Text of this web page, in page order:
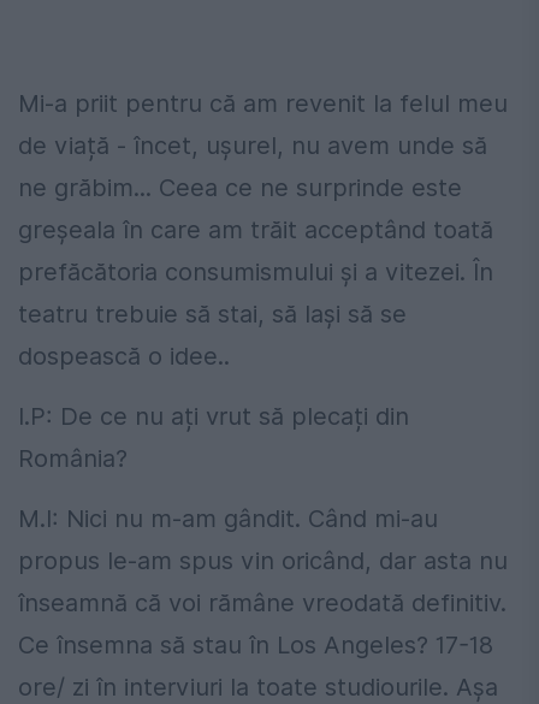
Mi-a priit pentru că am revenit la felul meu
de viață - încet, ușurel, nu avem unde să
ne grăbim... Ceea ce ne surprinde este
greșeala în care am trăit acceptând toată
prefăcătoria consumismului și a vitezei. În
teatru trebuie să stai, să lași să se
dospească o idee..
I.P: De ce nu ați vrut să plecați din
România?
M.I: Nici nu m-am gândit. Când mi-au
propus le-am spus vin oricând, dar asta nu
înseamnă că voi rămâne vreodată definitiv.
Ce însemna să stau în Los Angeles? 17-18
ore/ zi în interviuri la toate studiourile. Așa